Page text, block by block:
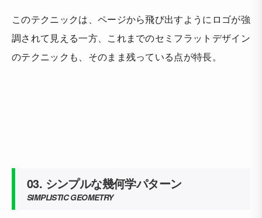
このテクニックは、ページから飛び出すようにロゴが強
調されて見える一方、これまでのセミフラットデザイン
のテクニックも、そのまま残っている点が特長。
03. シンプルな幾何学パターン
SIMPLISTIC GEOMETRY